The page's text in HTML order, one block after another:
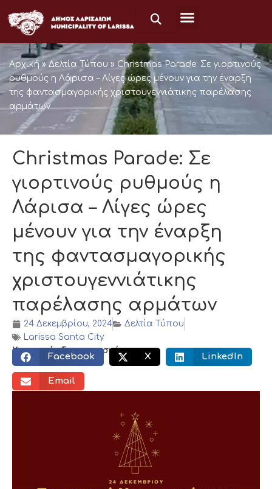
στο
περιεχόμενο
Αρχική » Δελτία Τύπου » Christmas Parade: Σε γιορτινούς
ρυθμούς η Λάρισα – Λίγες ώρες μένουν για την έναρξη
της φαντασμαγορικής χριστουγεννιάτικης παρέλασης
αρμάτων
Christmas Parade: Σε
γιορτινούς ρυθμούς η
Λάρισα – Λίγες ώρες
μένουν για την έναρξη
της φαντασμαγορικής
χριστουγεννιάτικης
παρέλασης αρμάτων
24 Δεκεμβρίου, 2024
Δελτία Τύπου
Larissa Santa City
Κοινωνικός διαμοιρασμός:
Facebook X LinkedIn
Email